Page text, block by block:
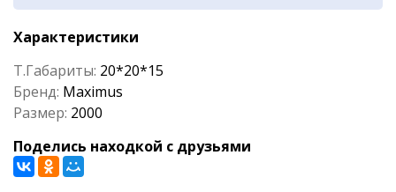
Характеристики
Т.Габариты: 20*20*15
Бренд: Maximus
Размер: 2000
Поделись находкой с друзьями